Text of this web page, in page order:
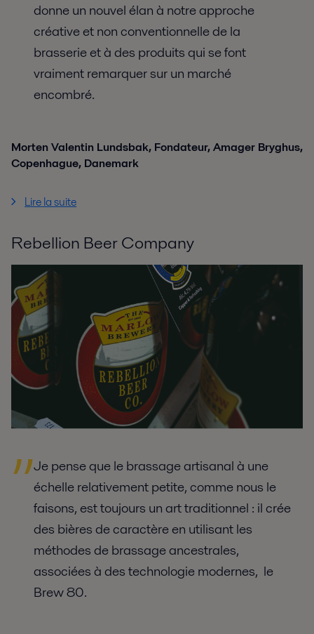
donne un nouvel élan à notre approche
créative et non conventionnelle de la
brasserie et à des produits qui se font
vraiment remarquer sur un marché
encombré.
Morten Valentin Lundsbak, Fondateur, Amager Bryghus,
Copenhague, Danemark
Lire la suite
Rebellion Beer Company
Je pense que le brassage artisanal à une
échelle relativement petite, comme nous le
faisons, est toujours un art traditionnel : il crée
des bières de caractère en utilisant les
méthodes de brassage ancestrales,
associées à des technologie modernes, le
Brew 80.